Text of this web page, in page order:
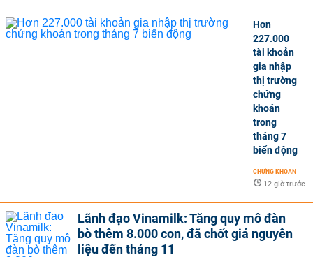
Hơn
227.000
tài khoản
gia nhập
thị trường
chứng
khoán
trong
tháng 7
biến động
CHỨNG KHOÁN -
12 giờ trước
Lãnh đạo Vinamilk: Tăng quy mô đàn
bò thêm 8.000 con, đã chốt giá nguyên
liệu đến tháng 11